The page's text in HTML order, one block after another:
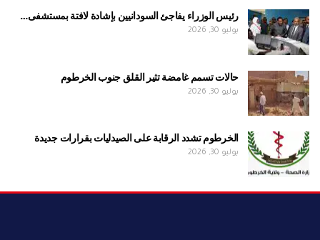
رئيس الوزراء يفاجئ السودانيين بإشادة لافتة بمستشفى…
يوليو 30, 2026
حالات تسمم غامضة تثير القلق جنوب الخرطوم
يوليو 30, 2026
الخرطوم تشدد الرقابة على الصيدليات بقرارات جديدة
يوليو 30, 2026